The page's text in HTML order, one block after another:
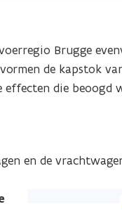
Brugge
de kapstok
die beoogd
en de